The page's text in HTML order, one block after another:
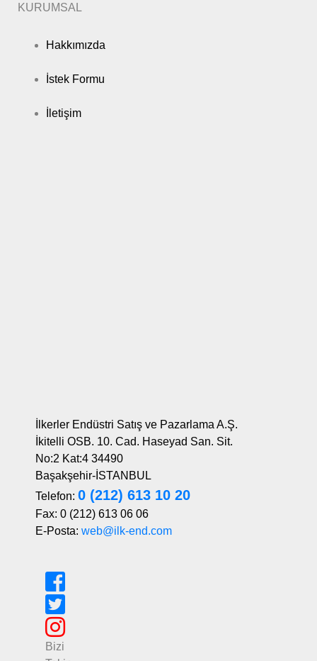
KURUMSAL
Hakkımızda
İstek Formu
İletişim
İlkerler Endüstri Satış ve Pazarlama A.Ş.
İkitelli OSB. 10. Cad. Haseyad San. Sit.
No:2 Kat:4 34490
Başakşehir-İSTANBUL
Telefon: 0 (212) 613 10 20
Fax: 0 (212) 613 06 06
E-Posta: web@ilk-end.com
Bizi